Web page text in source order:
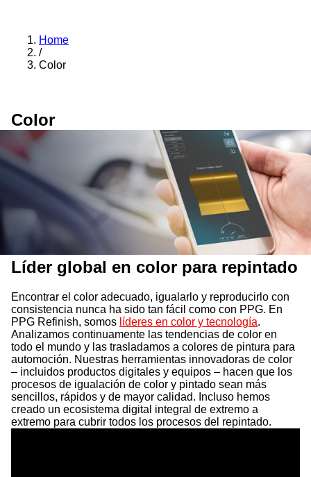
Home
/
Color
Color
Líder global en color para repintado
Encontrar el color adecuado, igualarlo y reproducirlo con
consistencia nunca ha sido tan fácil como con PPG. En
PPG Refinish, somos líderes en color y tecnología.
Analizamos continuamente las tendencias de color en
todo el mundo y las trasladamos a colores de pintura para
automoción. Nuestras herramientas innovadoras de color
– incluidos productos digitales y equipos – hacen que los
procesos de igualación de color y pintado sean más
sencillos, rápidos y de mayor calidad. Incluso hemos
creado un ecosistema digital integral de extremo a
extremo para cubrir todos los procesos del repintado.